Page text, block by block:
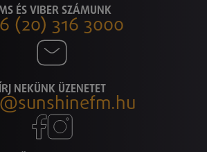
ÉS VIBER SZÁMUNK
(20) 316 3000
ÍRJ NEKÜNK ÜZENETET